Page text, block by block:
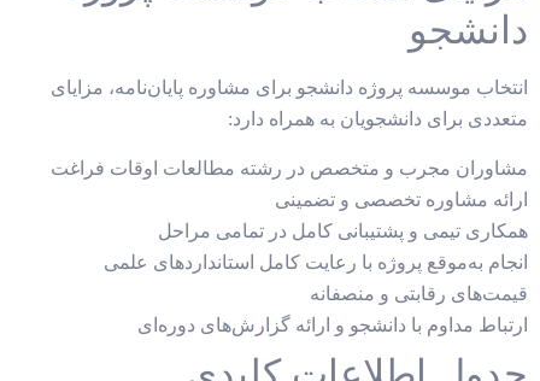
دانشجو
انتخاب موسسه پروژه دانشجو برای مشاوره پایان‌نامه، مزایای
متعددی برای دانشجویان به همراه دارد:
مشاوران مجرب و متخصص در رشته مطالعات اوقات فراغت
ارائه مشاوره تخصصی و تضمینی
همکاری تیمی و پشتیبانی کامل در تمامی مراحل
انجام به‌موقع پروژه با رعایت کامل استانداردهای علمی
قیمت‌های رقابتی و منصفانه
ارتباط مداوم با دانشجو و ارائه گزارش‌های دوره‌ای